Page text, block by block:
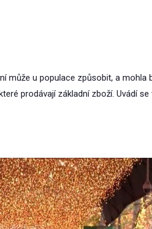
může u populace způsobit, a mohla
prodávají základní zboží. Uvádí